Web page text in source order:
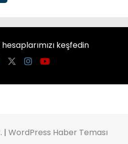
keşfedin
| WordPress Haber Teması